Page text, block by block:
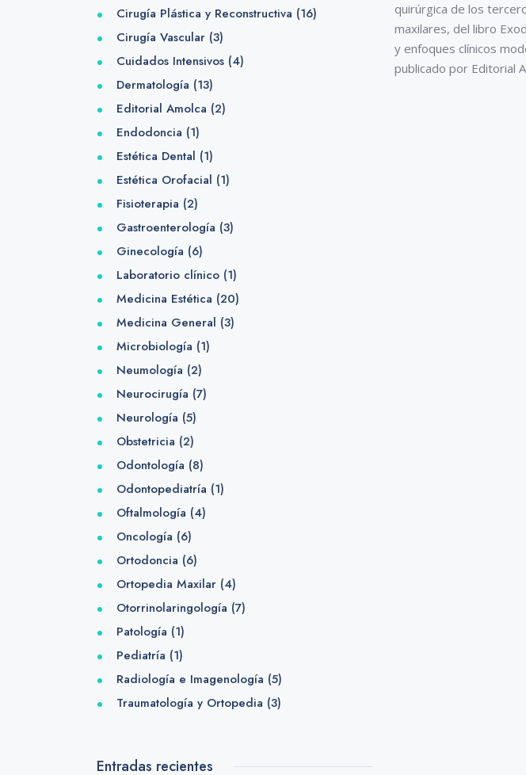
quirúrgica de los
maxilares, del libro
y enfoques clínicos
publicado por Editorial
Cirugía Plástica y Reconstructiva (16)
Cirugía Vascular(3)
Cuidados Intensivos(4)
Dermatología (13)
Editorial Amolca (2)
Endodoncia (1)
Estética Dental (1)
Estética Orofacial (1)
Fisioterapia (2)
Gastroenterología (3)
Ginecología (6)
Laboratorio clínico(1)
Medicina Estética (20)
Medicina General (3)
Microbiología (1)
Neumología (2)
Neurocirugía (7)
Neurología (5)
Obstetricia (2)
Odontología (8)
Odontopediatría (1)
Oftalmología (4)
Oncología (6)
Ortodoncia (6)
Ortopedia Maxilar(4)
Otorrinolaringología (7)
Patología (1)
Pediatría (1)
Radiología e Imagenología (5)
Traumatología y Ortopedia (3)
Entradas recientes